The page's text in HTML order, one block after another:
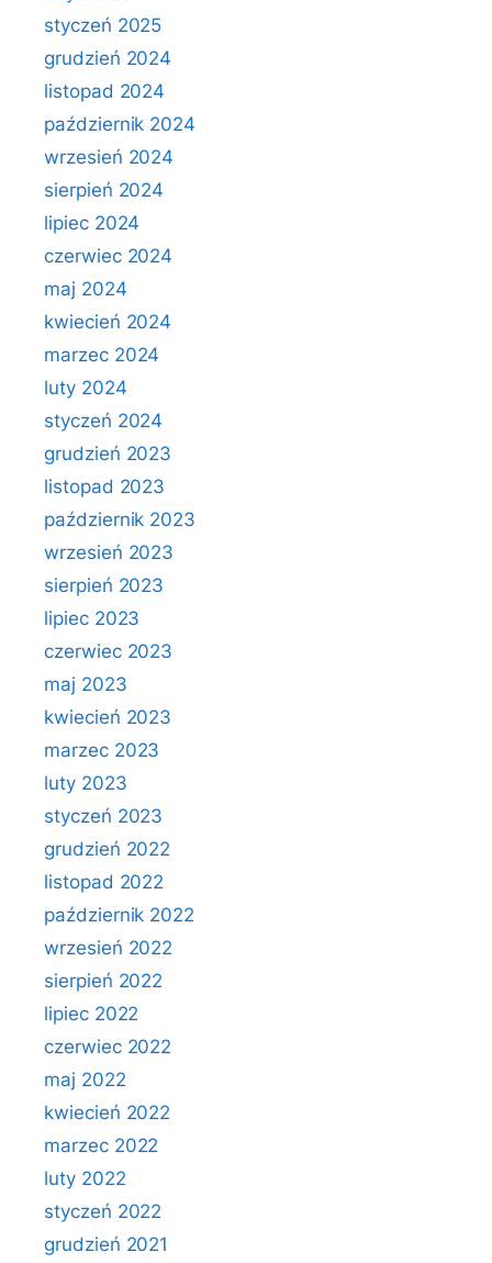
styczeń 2025
grudzień 2024
listopad 2024
październik 2024
wrzesień 2024
sierpień 2024
lipiec 2024
czerwiec 2024
maj 2024
kwiecień 2024
marzec 2024
luty 2024
styczeń 2024
grudzień 2023
listopad 2023
październik 2023
wrzesień 2023
sierpień 2023
lipiec 2023
czerwiec 2023
maj 2023
kwiecień 2023
marzec 2023
luty 2023
styczeń 2023
grudzień 2022
listopad 2022
październik 2022
wrzesień 2022
sierpień 2022
lipiec 2022
czerwiec 2022
maj 2022
kwiecień 2022
marzec 2022
luty 2022
styczeń 2022
grudzień 2021